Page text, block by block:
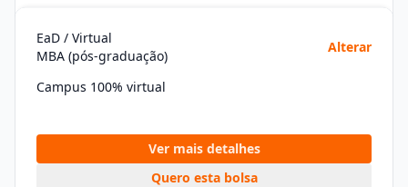
EaD / Virtual
MBA (pós-graduação)
Alterar
Campus 100% virtual
Ver mais detalhes
Quero esta bolsa